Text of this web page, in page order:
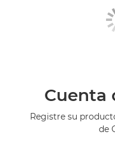
Cuenta
Registre su
de